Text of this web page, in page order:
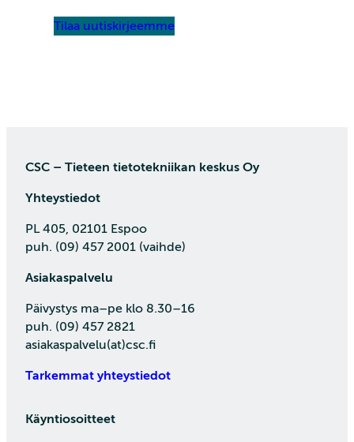
Tilaa uutiskirjeemme
CSC – Tieteen tietotekniikan keskus Oy
Yhteystiedot
PL 405, 02101 Espoo
puh. (09) 457 2001 (vaihde)
Asiakaspalvelu
Päivystys ma–pe klo 8.30–16
puh. (09) 457 2821
asiakaspalvelu(at)csc.fi
Tarkemmat yhteystiedot
Käyntiosoitteet